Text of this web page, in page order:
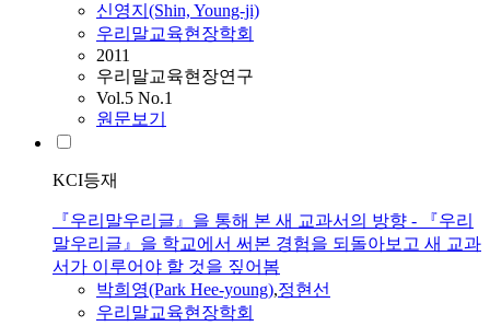
신영지(Shin, Young-ji)
우리말교육현장학회
2011
우리말교육현장연구
Vol.5 No.1
원문보기
KCI등재
『우리말우리글』을 통해 본 새 교과서의 방향 - 『우리
말우리글』을 학교에서 써본 경험을 되돌아보고 새 교과
서가 이루어야 할 것을 짚어봄
박희영(Park Hee-young),정현선
우리말교육현장학회